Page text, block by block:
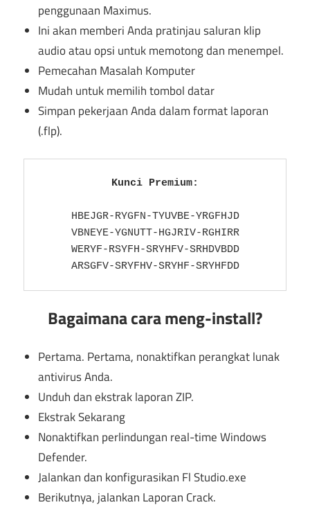
penggunaan Maximus.
Ini akan memberi Anda pratinjau saluran klip
audio atau opsi untuk memotong dan menempel.
Pemecahan Masalah Komputer
Mudah untuk memilih tombol datar
Simpan pekerjaan Anda dalam format laporan
(.flp).
Kunci Premium:
HBEJGR-RYGFN-TYUVBE-YRGFHJD
VBNEYE-YGNUTT-HGJRIV-RGHIRR
WERYF-RSYFH-SRYHFV-SRHDVBDD
ARSGFV-SRYFHV-SRYHF-SRYHFDD
Bagaimana cara meng-install?
Pertama. Pertama, nonaktifkan perangkat lunak
antivirus Anda.
Unduh dan ekstrak laporan ZIP.
Ekstrak Sekarang
Nonaktifkan perlindungan real-time Windows
Defender.
Jalankan dan konfigurasikan Fl Studio.exe
Berikutnya, jalankan Laporan Crack.